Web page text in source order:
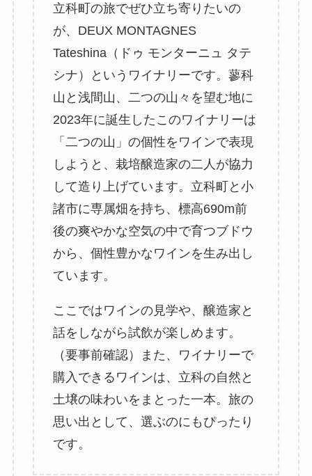
立科町の旅でぜひ立ち寄りたいの
が、DEUX MONTAGNES
Tateshina（ドゥ モンターニュ タテ
シナ）というワイナリーです。蓼科
山と浅間山、二つの山々を望む地に
2023年に誕生したこのワイナリーは
「二つの山」の個性をワインで表現
しようと、栽培醸造家の二人が協力
して造り上げています。立科町と小
諸市に専属畑を持ち、標高690m前
後の爽やかな空気の中で育つブドウ
から、個性豊かなワインを生み出し
ています。
ここではワインの見学や、醸造家と
話をしながら試飲が楽しめます。
（要事前確認）また、ワイナリーで
購入できるワインは、立科の自然と
土壌の味わいをまとった一本。旅の
思い出として、選ぶのにもぴったり
です。